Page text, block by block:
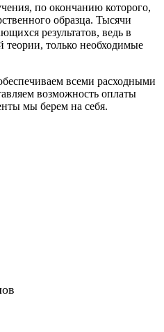
по окончанию которого,
образца. Тысячи
результатов, ведь в
только необходимые
всеми расходными
возможность оплаты
мы берем на себя.